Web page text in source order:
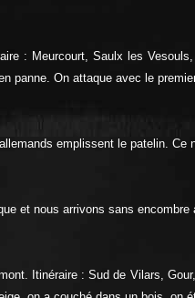
: Meurcourt, Saulx les
panne. On attaque avec le
emplissent le patelin. Ce
et nous arrivons sans
Itinéraire : Sud de Vilars,